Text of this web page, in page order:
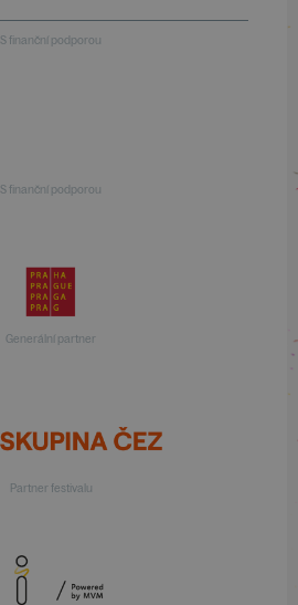
S finanční podporou
S finanční podporou
Generální partner
Partner festivalu